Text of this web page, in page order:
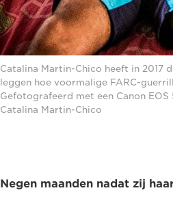
Catalina Martin-Chico heeft in 2017
leggen hoe voormalige FARC-
Gefotografeerd met een Canon
Catalina Martin-Chico
Negen maanden nadat zij